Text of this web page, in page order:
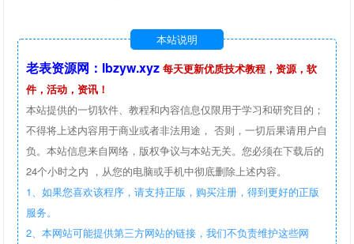
本站说明
老表资源网：lbzyw.xyz 每天更新优质技术教程，资源，软
件，活动，资讯！
本站提供的一切软件、教程和内容信息仅限用于学习和研究目的；
不得将上述内容用于商业或者非法用途， 否则，一切后果请用户自
负。本站信息来自网络，版权争议与本站无关。您必须在下载后的
24个小时之内 ，从您的电脑或手机中彻底删除上述内容。
1、如果您喜欢该程序，请支持正版，购买注册，得到更好的正版
服务。
2、本网站可能提供第三方网站的链接，我们不负责维护这些网